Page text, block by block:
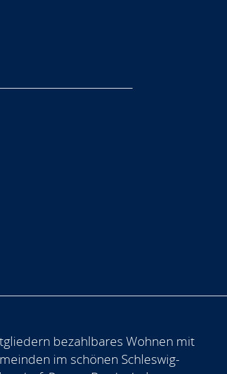
bezahlbares Wohnen mit
im schönen Schleswig-